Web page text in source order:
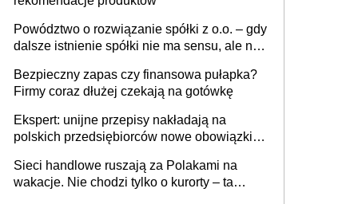
Powództwo o rozwiązanie spółki z o.o. – gdy
dalsze istnienie spółki nie ma sensu, ale nie
Bezpieczny zapas czy finansowa pułapka?
Firmy coraz dłużej czekają na gotówkę
Ekspert: unijne przepisy nakładają na
polskich przedsiębiorców nowe obowiązki w
Sieci handlowe ruszają za Polakami na
wakacje. Nie chodzi tylko o kurorty – ta